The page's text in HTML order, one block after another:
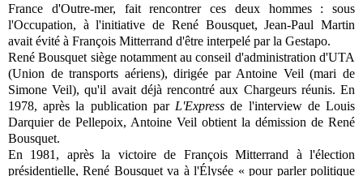
France d'Outre-mer, fait rencontrer ces deux hommes : sous
l'Occupation, à l'initiative de René Bousquet, Jean-Paul Martin
avait évité à François Mitterrand d'être interpelé par la Gestapo.
René Bousquet siège notamment au conseil d'administration d'UTA
(Union de transports aériens), dirigée par Antoine Veil (mari de
Simone Veil), qu'il avait déjà rencontré aux Chargeurs réunis. En
1978, après la publication par L'Expressde l'interview de Louis
Darquier de Pellepoix, Antoine Veil obtient la démission de René
Bousquet.
En 1981, après la victoire de François Mitterrand à l'élection
présidentielle, René Bousquet va à l'Élysée « pour parler politique